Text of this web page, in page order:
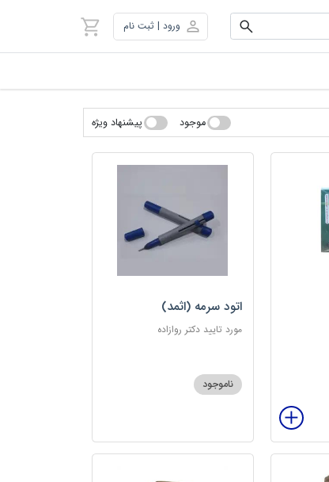
ورود | ثبت نام
موجود پیشنهاد ویژه
اتود سرمه (اثمد)
مورد تایید دکتر روازاده
ناموجود